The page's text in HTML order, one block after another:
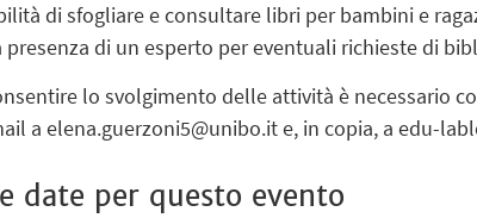
di sfogliare e consultare libri per bambini e
presenza di un esperto per eventuali richieste di
lo svolgimento delle attività è necessario
a elena.guerzoni5@unibo.it e, in copia, a edu-
date per questo evento